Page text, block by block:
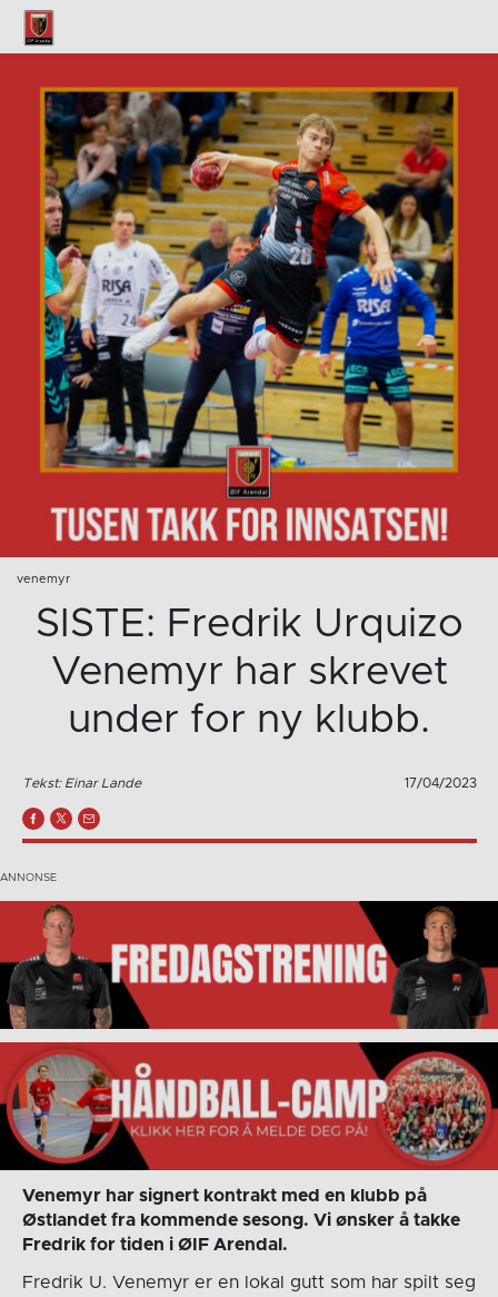
venemyr
SISTE: Fredrik Urquizo
Venemyr har skrevet
under for ny klubb.
Tekst: Einar Lande 17/04/2023
Venemyr har signert kontrakt med en klubb på
Østlandet fra kommende sesong. Vi ønsker å takke
Fredrik for tiden i ØIF Arendal.
Fredrik U. Venemyr er en lokal gutt som har spilt seg